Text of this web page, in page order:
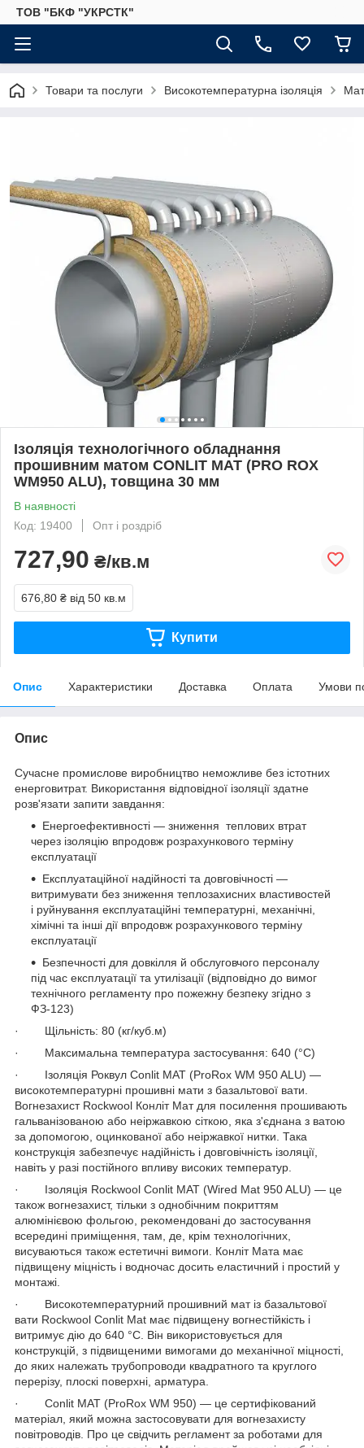
ТОВ "БКФ "УКРСТК"
Товари та послуги Високотемпературна ізоляція
Ізоляція технологічного обладнання
прошивним матом CONLIT MAT (PRO ROX
WM950 ALU), товщина 30 мм
В наявності
Код: 19400
Опт і роздріб
727,90 ₴/кв.м
676,80 ₴ від 50 кв.м
Купити
Опис Характеристики Доставка Оплата Умови
Опис
Сучасне промислове виробництво неможливе без істотних
енерговитрат. Використання відповідної ізоляції здатне
розв'язати запити завдання:
Енергоефективності — зниження теплових втрат
через ізоляцію впродовж розрахункового терміну
експлуатації
Експлуатаційної надійності та довговічності —
витримувати без зниження теплозахисних властивостей
і руйнування експлуатаційні температурні, механічні,
хімічні та інші дії впродовж розрахункового терміну
експлуатації
Безпечності для довкілля й обслуговчого персоналу
під час експлуатації та утилізації (відповідно до вимог
технічного регламенту про пожежну безпеку згідно з
ФЗ-123)
· Щільність: 80 (кг/куб.м)
· Максимальна температура застосування: 640 (°C)
· Ізоляція Роквул Conlit MAT (ProRox WM 950 ALU) —
високотемпературні прошивні мати з базальтової вати.
Вогнезахист Rockwool Конліт Мат для посилення прошивають
гальванізованою або неіржавкою сіткою, яка з'єднана з ватою
за допомогою, оцинкованої або неіржавкої нитки. Така
конструкція забезпечує надійність і довговічність ізоляції,
навіть у разі постійного впливу високих температур.
· Ізоляція Rockwool Conlit MAT (Wired Mat 950 ALU) — це
також вогнезахист, тільки з однобічним покриттям
алюмінієвою фольгою, рекомендовані до застосування
всередині приміщення, там, де, крім технологічних,
висуваються також естетичні вимоги. Конліт Мата має
підвищену міцність і водночас досить еластичний і простий у
монтажі.
· Високотемпературний прошивний мат із базальтової
вати Rockwool Conlit Mat має підвищену вогнестійкість і
витримує дію до 640 °C. Він використовується для
конструкцій, з підвищеними вимогами до механічної міцності,
до яких належать трубопроводи квадратного та круглого
перерізу, плоскі поверхні, арматура.
· Conlit MAT (ProRox WM 950) — це сертифікований
матеріал, який можна застосовувати для вогнезахисту
повітроводів. Про це свідчить регламент за роботами для